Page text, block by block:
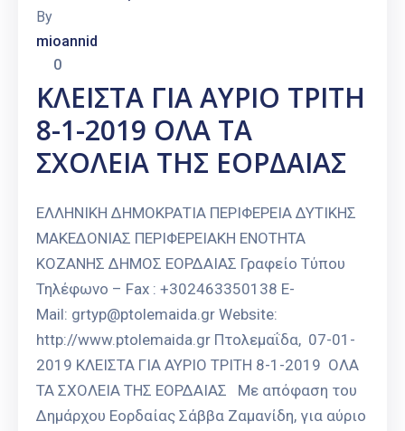
By
mioannid
0
ΚΛΕΙΣΤΑ ΓΙΑ ΑΥΡΙΟ ΤΡΙΤΗ
8-1-2019 ΟΛΑ ΤΑ
ΣΧΟΛΕΙΑ ΤΗΣ ΕΟΡΔΑΙΑΣ
ΕΛΛΗΝΙΚΗ ΔΗΜΟΚΡΑΤΙΑ ΠΕΡΙΦΕΡΕΙΑ ΔΥΤΙΚΗΣ
ΜΑΚΕΔΟΝΙΑΣ ΠΕΡΙΦΕΡΕΙΑΚΗ ΕΝΟΤΗΤΑ
ΚΟΖΑΝΗΣ ΔΗΜΟΣ ΕΟΡΔΑΙΑΣ Γραφείο Τύπου
Τηλέφωνο – Fax : +302463350138 E-
Mail: grtyp@ptolemaida.gr Website:
http://www.ptolemaida.gr Πτολεμαΐδα, 07-01-
2019 ΚΛΕΙΣΤΑ ΓΙΑ ΑΥΡΙΟ ΤΡΙΤΗ 8-1-2019 ΟΛΑ
ΤΑ ΣΧΟΛΕΙΑ ΤΗΣ ΕΟΡΔΑΙΑΣ Με απόφαση του
Δημάρχου Εορδαίας Σάββα Ζαμανίδη, για αύριο